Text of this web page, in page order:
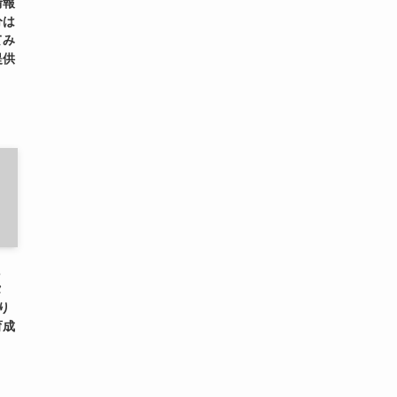
は
み
供
成